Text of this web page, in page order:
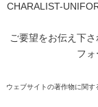
CHARALIST-
ご要望をお伝え下
フォ
ウェブサイトの著作物に関